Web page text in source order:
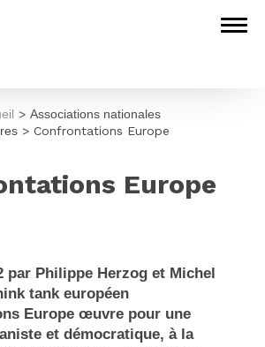
> Associations nationales
> Confrontations Europe
Europe
par Philippe Herzog et Michel
tank européen
Europe œuvre pour une
et démocratique, à la